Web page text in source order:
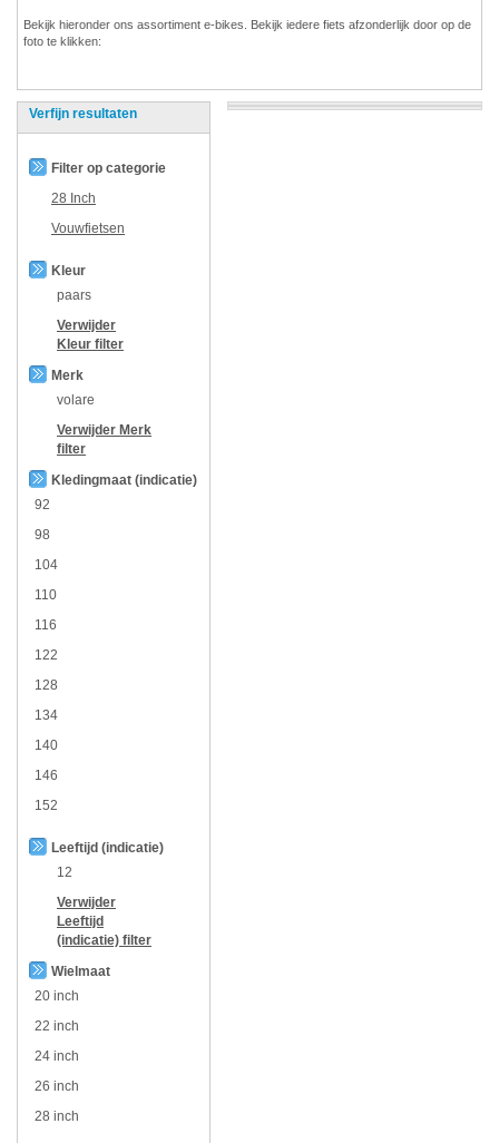
Bekijk hieronder ons assortiment e-bikes. Bekijk iedere fiets afzonderlijk door op de
foto te klikken:
Verfijn resultaten
Filter op categorie
28 Inch
Vouwfietsen
Kleur
paars
Verwijder
Kleur filter
Merk
volare
Verwijder Merk
filter
Kledingmaat (indicatie)
92
98
104
110
116
122
128
134
140
146
152
Leeftijd (indicatie)
12
Verwijder
Leeftijd
(indicatie) filter
Wielmaat
20 inch
22 inch
24 inch
26 inch
28 inch